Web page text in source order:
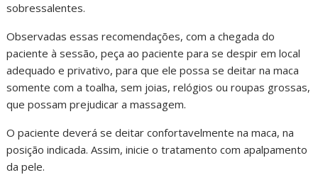
sobressalentes.
Observadas essas recomendações, com a chegada do
paciente à sessão, peça ao paciente para se despir em local
adequado e privativo, para que ele possa se deitar na maca
somente com a toalha, sem joias, relógios ou roupas grossas,
que possam prejudicar a massagem.
O paciente deverá se deitar confortavelmente na maca, na
posição indicada. Assim, inicie o tratamento com apalpamento
da pele.